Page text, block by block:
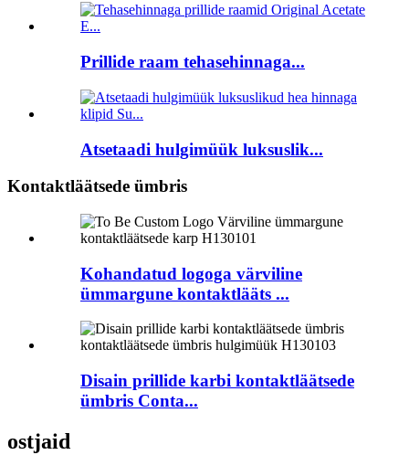
Prillide raam tehasehinnaga...
Atsetaadi hulgimüük luksuslik...
Kontaktläätsede ümbris
Kohandatud logoga värviline
ümmargune kontaktlääts ...
Disain prillide karbi kontaktläätsede
ümbris Conta...
ostjaid